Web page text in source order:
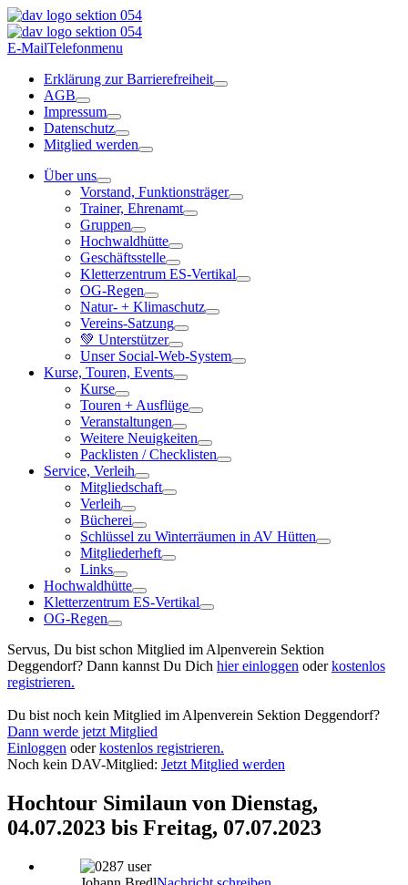
E-MailTelefonmenu
Erklärung zur Barrierefreiheit
AGB
Impressum
Datenschutz
Mitglied werden
Über uns
Vorstand, Funktionsträger
Trainer, Ehrenamt
Gruppen
Hochwaldhütte
Geschäftsstelle
Kletterzentrum ES-Vertikal
OG-Regen
Natur- + Klimaschutz
Vereins-Satzung
💚 Unterstützer
Unser Social-Web-System
Kurse, Touren, Events
Kurse
Touren + Ausflüge
Veranstaltungen
Weitere Neuigkeiten
Packlisten / Checklisten
Service, Verleih
Mitgliedschaft
Verleih
Bücherei
Schlüssel zu Winterräumen in AV Hütten
Mitgliederheft
Links
Hochwaldhütte
Kletterzentrum ES-Vertikal
OG-Regen
Servus, Du bist schon Mitglied im Alpenverein Sektion
Deggendorf? Dann kannst Du Dich hier einloggen oderkostenlos
registrieren.
Du bist noch kein Mitglied im Alpenverein Sektion Deggendorf?
Dann werde jetzt Mitglied
Einloggen oderkostenlos registrieren.
Noch kein DAV-Mitglied: Jetzt Mitglied werden
Hochtour Similaun von Dienstag,
04.07.2023 bis Freitag, 07.07.2023